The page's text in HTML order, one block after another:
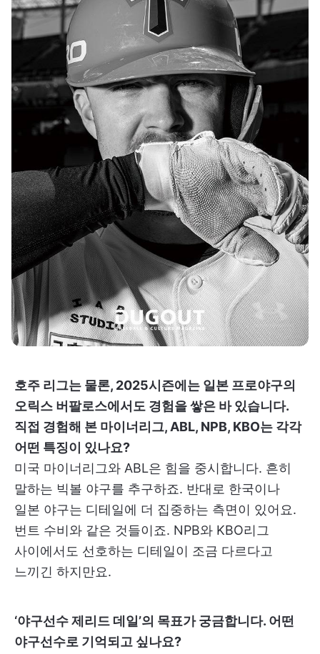
호주 리그는 물론, 2025시즌에는 일본 프로야구의
오릭스 버팔로스에서도 경험을 쌓은 바 있습니다.
직접 경험해 본 마이너리그, ABL, NPB, KBO는 각각
어떤 특징이 있나요?
미국 마이너리그와 ABL은 힘을 중시합니다. 흔히
말하는 빅볼 야구를 추구하죠. 반대로 한국이나
일본 야구는 디테일에 더 집중하는 측면이 있어요.
번트 수비와 같은 것들이죠. NPB와 KBO리그
사이에서도 선호하는 디테일이 조금 다르다고
느끼긴 하지만요.
‘야구선수 제리드 데일’의 목표가 궁금합니다. 어떤
야구선수로 기억되고 싶나요?